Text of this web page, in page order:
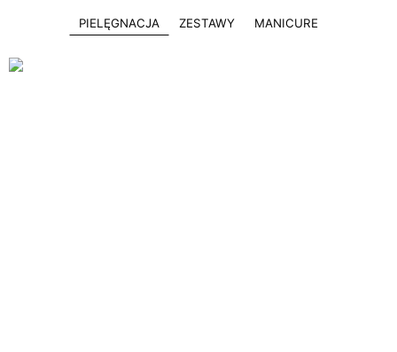
PIELĘGNACJA ZESTAWY MANICURE